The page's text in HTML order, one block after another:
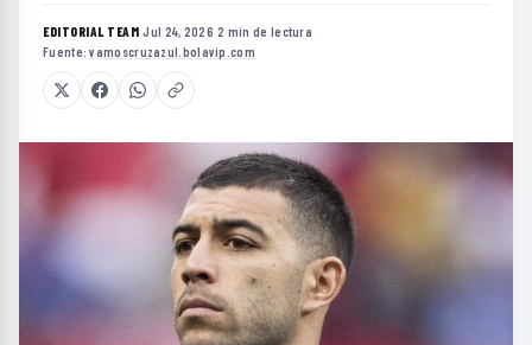
EDITORIAL TEAM·Jul 24, 2026·2 min de lectura·
Fuente:vamoscruzazul.bolavip.com